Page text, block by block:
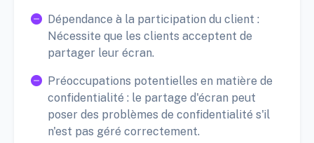
Dépendance à la participation du client :
Nécessite que les clients acceptent de
partager leur écran.
Préoccupations potentielles en matière de
confidentialité : le partage d'écran peut
poser des problèmes de confidentialité s'il
n'est pas géré correctement.